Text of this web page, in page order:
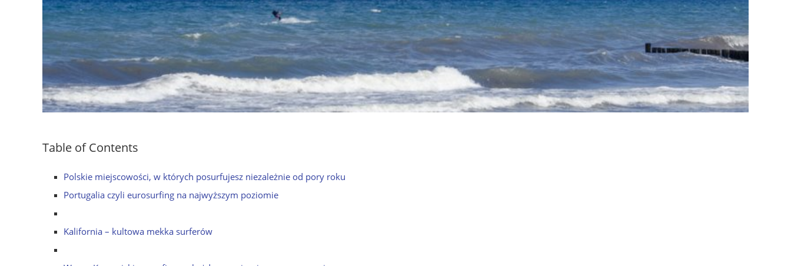
Table of Contents
Polskie miejscowości, w których posurfujesz niezależnie od pory roku
Portugalia czyli eurosurfing na najwyższym poziomie
Kalifornia – kultowa mekka surferów